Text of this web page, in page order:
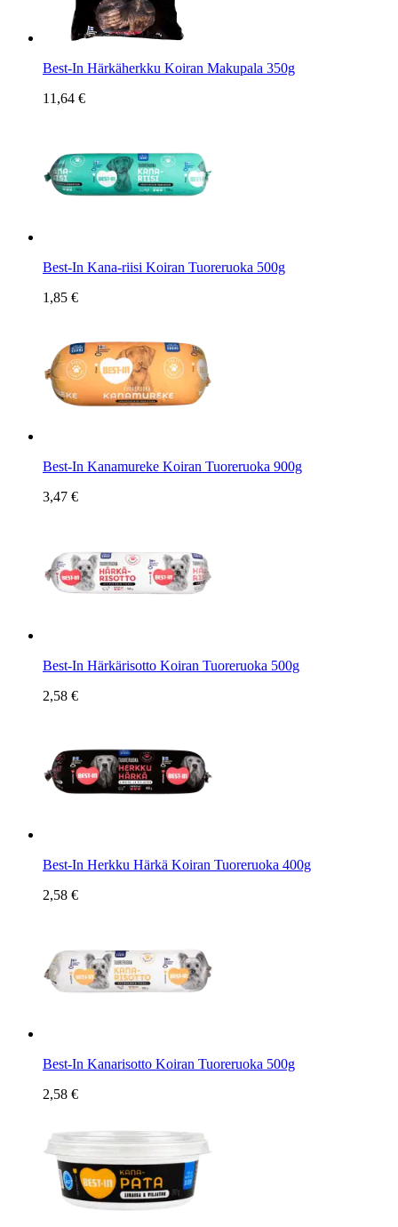
Best-In Härkäherkku Koiran Makupala 350g
11,64 €
Best-In Kana-riisi Koiran Tuoreruoka 500g
1,85 €
Best-In Kanamureke Koiran Tuoreruoka 900g
3,47 €
Best-In Härkärisotto Koiran Tuoreruoka 500g
2,58 €
Best-In Herkku Härkä Koiran Tuoreruoka 400g
2,58 €
Best-In Kanarisotto Koiran Tuoreruoka 500g
2,58 €